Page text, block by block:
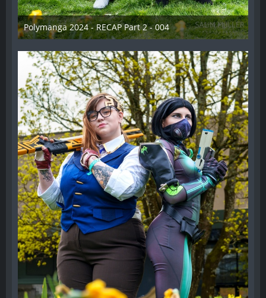
Polymanga 2024 - RECAP Part 2 - 004
29. April 2024